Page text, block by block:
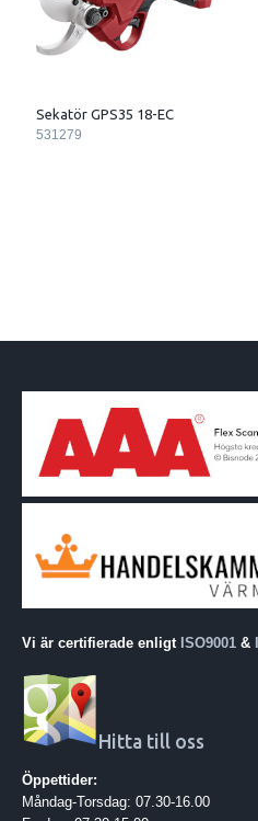
Sekatör GPS35 18-EC
531279
Vi är certifierade enligt ISO9001 &
Hitta till oss
Öppettider:
Måndag-Torsdag: 07.30-16.00